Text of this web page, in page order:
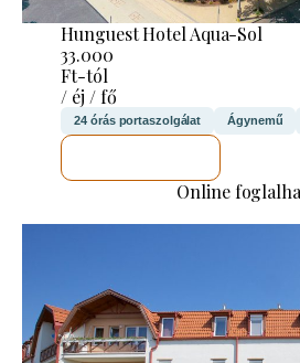
Hunguest Hotel Aqua-Sol
33.000
Ft-tól
/ éj / fő
24 órás portaszolgálat Ágynemű
Online